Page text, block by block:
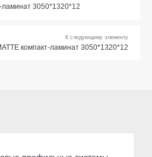
ламинат 3050*1320*12
К следующему элементу
компакт-ламинат 3050*1320*12